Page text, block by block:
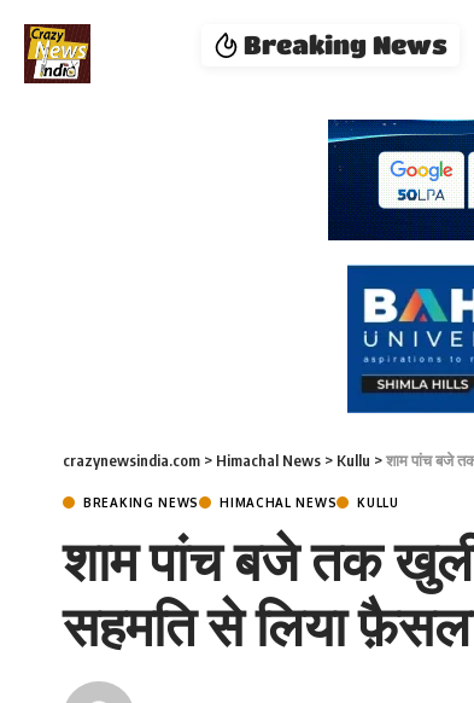
Breaking News
crazynewsindia.com > Himachal News > Kullu >शाम पांच बजे
BREAKING NEWS HIMACHAL NEWS KULLU
शाम पांच बजे तक खुली
सहमति से लिया